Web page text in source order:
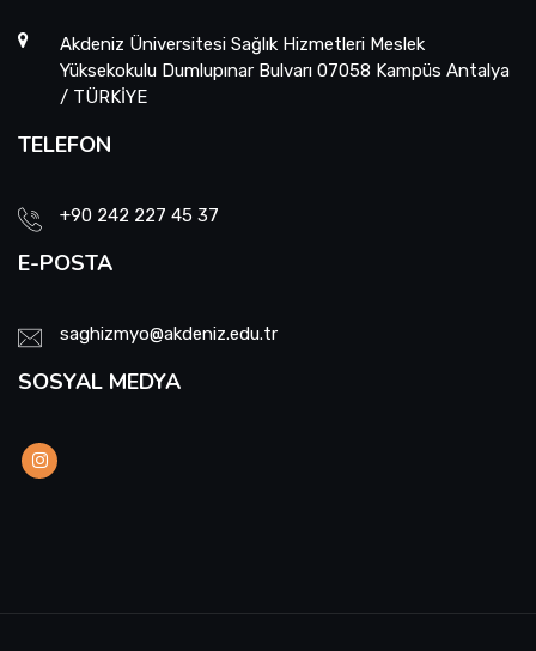
Akdeniz Üniversitesi Sağlık Hizmetleri Meslek
Yüksekokulu Dumlupınar Bulvarı 07058 Kampüs Antalya
/ TÜRKİYE
TELEFON
+90 242 227 45 37
E-POSTA
saghizmyo@akdeniz.edu.tr
SOSYAL MEDYA